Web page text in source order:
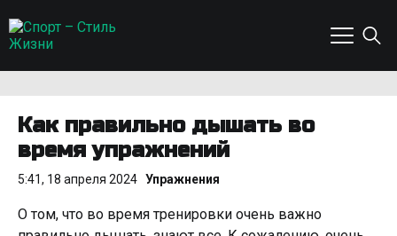
Как правильно дышать во
время упражнений
5:41, 18 апреля 2024 Упражнения
О том, что во время тренировки очень важно